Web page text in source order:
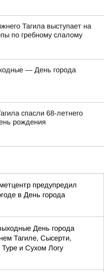
Тагила выступает на
по гребному слалому
— День города
спасли 68-летнего
рождения
предупредил
в День города
День города
Тагиле, Сысерти,
и Сухом Логу